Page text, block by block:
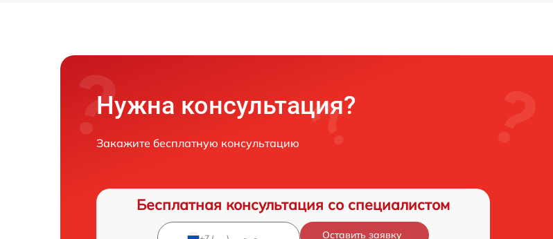
Нужна консультация?
Закажите бесплатную консультацию
Бесплатная консультация со специалистом
Оставить заявку